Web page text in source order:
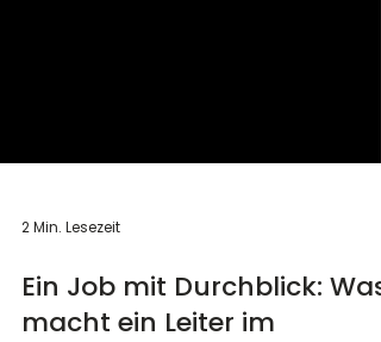
2 Min. Lesezeit